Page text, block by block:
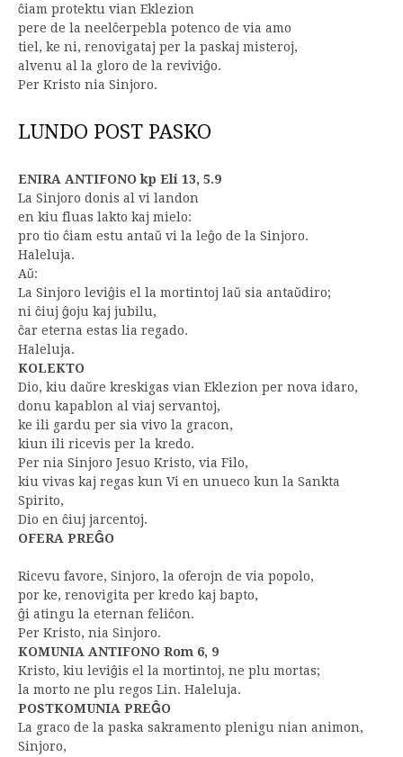
ĉiam protektu vian Eklezion
pere de la neelĉerpebla potenco de via amo
tiel, ke ni, renovigataj per la paskaj misteroj,
alvenu al la gloro de la reviviĝo.
Per Kristo nia Sinjoro.
LUNDO POST PASKO
ENIRA ANTIFONO kp Eli 13, 5.9
La Sinjoro donis al vi landon
en kiu fluas lakto kaj mielo:
pro tio ĉiam estu antaŭ vi la leĝo de la Sinjoro.
Haleluja.
Aŭ:
La Sinjoro leviĝis el la mortintoj laŭ sia antaŭdiro;
ni ĉiuj ĝoju kaj jubilu,
ĉar eterna estas lia regado.
Haleluja.
KOLEKTO
Dio, kiu daŭre kreskigas vian Eklezion per nova idaro,
donu kapablon al viaj servantoj,
ke ili gardu per sia vivo la gracon,
kiun ili ricevis per la kredo.
Per nia Sinjoro Jesuo Kristo, via Filo,
kiu vivas kaj regas kun Vi en unueco kun la Sankta
Spirito,
Dio en ĉiuj jarcentoj.
OFERA PREĜO
Ricevu favore, Sinjoro, la oferojn de via popolo,
por ke, renovigita per kredo kaj bapto,
ĝi atingu la eternan feliĉon.
Per Kristo, nia Sinjoro.
KOMUNIA ANTIFONO Rom 6, 9
Kristo, kiu leviĝis el la mortintoj, ne plu mortas;
la morto ne plu regos Lin. Haleluja.
POSTKOMUNIA PREĜO
La graco de la paska sakramento plenigu nian animon,
Sinjoro,